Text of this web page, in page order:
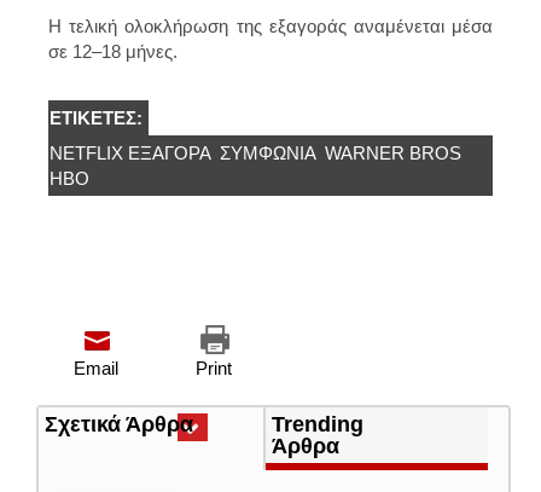
Η τελική ολοκλήρωση της εξαγοράς αναμένεται μέσα
σε 12–18 μήνες.
ΕΤΙΚΈΤΕΣ:
NETFLIX ΕΞΑΓΟΡΆ ΣΥΜΦΩΝΊΑ WARNER BROS
HBO
Print
Email
Σχετικά Άρθρα(ενεργή
καρτέλα)
Trending
Άρθρα